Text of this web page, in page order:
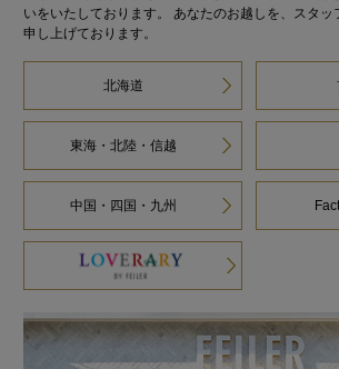
いをいたしております。 あなたのお越しを、スタッ
申し上げております。
北海道
東海・北陸・信越
中国・四国・九州